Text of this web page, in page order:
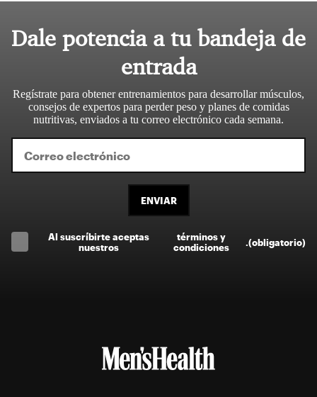
Dale potencia a tu bandeja de
entrada
Regístrate para obtener entrenamientos para desarrollar músculos,
consejos de expertos para perder peso y planes de comidas
nutritivas, enviados a tu correo electrónico cada semana.
ENVIAR
Al suscríbirte aceptas
nuestros
términos y
condiciones
(obligatorio)